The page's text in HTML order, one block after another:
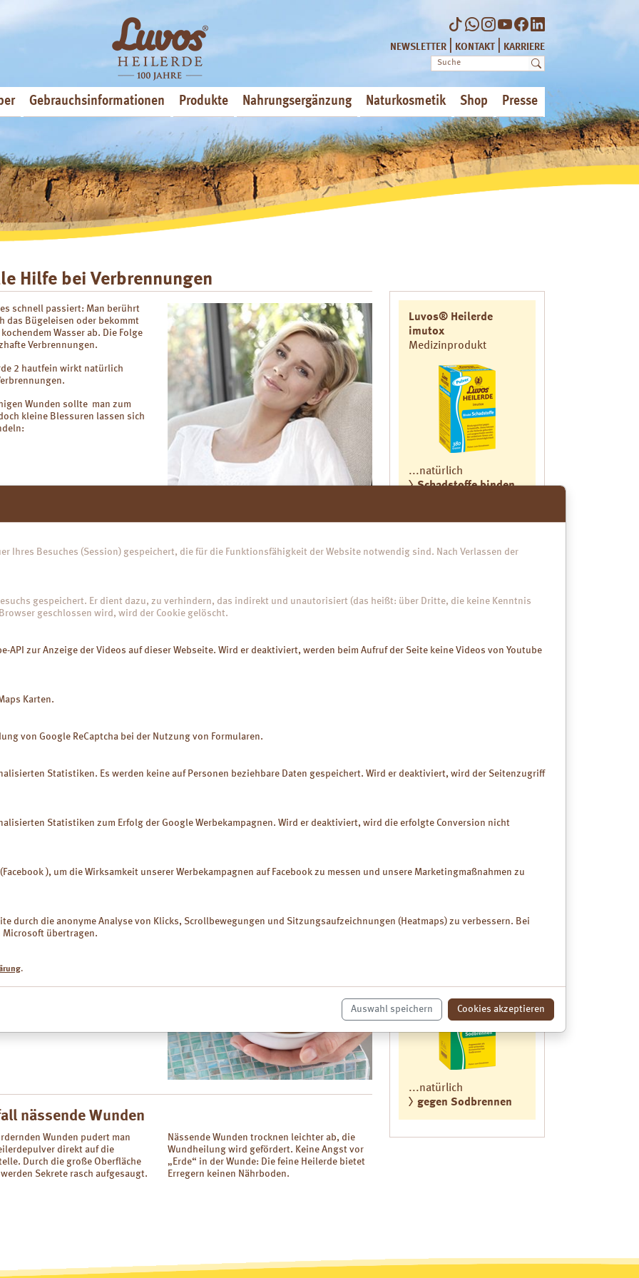
NEWSLETTER KONTAKT KARRIERE
Gebrauchsinformationen Produkte Nahrungsergänzung Naturkosmetik Shop Presse
Hilfe bei Verbrennungen
schnell passiert: Man berührt
das Bügeleisen oder bekommt
Wasser ab. Die Folge
Verbrennungen.
2 hautfein wirkt natürlich
Wunden sollte man zum
kleine Blessuren lassen sich
Luvos-Heilerde wird als salbenartige Paste
Die Wundreinigung erstreckt sich durch den
intensiver Wechselwirkung zwischen der
Grundsätzlich gilt: Je größer
Fläche ist, desto dünner
aufgetragen werden –
Die Stelle wird dann mit
mit einem trockenen Tuch
nässende Wunden
Wunden pudert man
direkt auf die
Durch die große Oberfläche
Sekrete rasch aufgesaugt.
Nässende Wunden trocknen leichter ab, die
Wundheilung wird gefördert. Keine Angst vor
„Erde“ in der Wunde: Die feine Heilerde bietet
Erregern keinen Nährboden.
Luvos® Heilerde
imutox
Medizinprodukt
...natürlich
Schadstoffe binden
Medizinprodukt
...natürlich
gegen Sodbrennen
Ihres Besuches (Session) gespeichert, die für die Funktionsfähigkeit der Website notwendig sind. Nach Verlassen der
gespeichert. Er dient dazu, zu verhindern, das indirekt und unautorisiert (das heißt: über Dritte, die keine Kenntnis
geschlossen wird, wird der Cookie gelöscht.
API zur Anzeige der Videos auf dieser Webseite. Wird er deaktiviert, werden beim Aufruf der Seite keine Videos von Youtube
Karten.
von Google ReCaptcha bei der Nutzung von Formularen.
Statistiken. Es werden keine auf Personen beziehbare Daten gespeichert. Wird er deaktiviert, wird der Seitenzugriff
Statistiken zum Erfolg der Google Werbekampagnen. Wird er deaktiviert, wird die erfolgte Conversion nicht
), um die Wirksamkeit unserer Werbekampagnen auf Facebook zu messen und unsere Marketingmaßnahmen zu
durch die anonyme Analyse von Klicks, Scrollbewegungen und Sitzungsaufzeichnungen (Heatmaps) zu verbessern. Bei
Microsoft übertragen.
.
Auswahl speichern Cookies akzeptieren